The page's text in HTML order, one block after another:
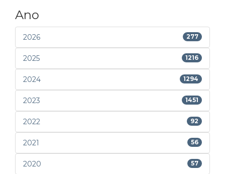
Ano
2026 277
2025 1216
2024 1294
2023 1451
2022 92
2021 56
2020 57